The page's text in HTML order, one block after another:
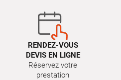
RENDEZ-VOUS
DEVIS EN LIGNE
Réservez votre
prestation